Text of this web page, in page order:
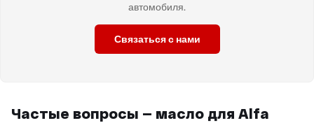
автомобиля.
Связаться с нами
Частые вопросы — масло для Alfa